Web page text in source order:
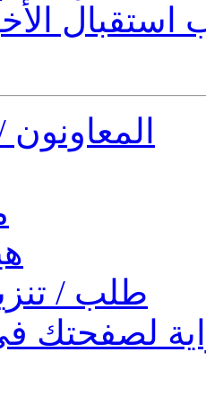
طلب /
لصفحتك